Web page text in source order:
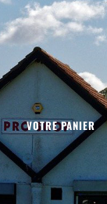
VOTRE PANIER